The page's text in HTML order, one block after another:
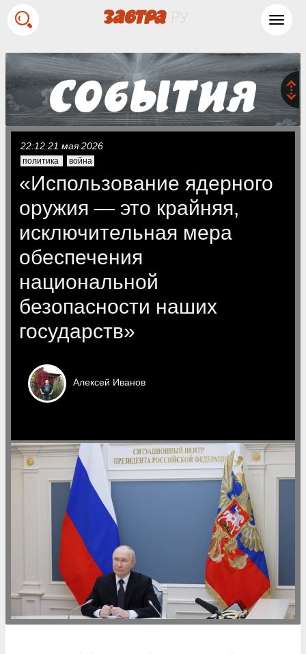
22:12 21 мая 2026
политика война
«Использование ядерного
оружия — это крайняя,
исключительная мера
обеспечения
национальной
безопасности наших
государств»
Алексей Иванов